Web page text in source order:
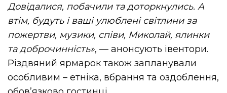
Довідалися, побачили та доторкнулись. А
втім, будуть і ваші улюблені світлини за
пожертви, музики, співи, Миколай, ялинки
та доброчинність», — анонсують івентори.
Різдвяний ярмарок також запланували
особливим – етніка, вбрання та оздоблення,